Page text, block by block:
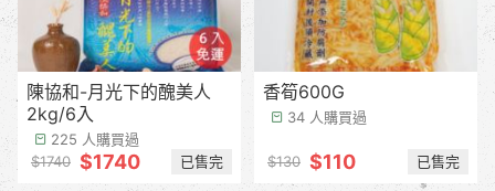
陳協和-月光下的醜美人
2kg/6入
225 人購買過
$1740 $1740 已售完
香筍600G
34 人購買過
$130 $110 已售完